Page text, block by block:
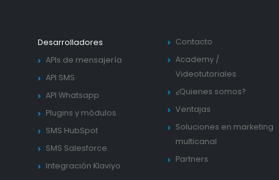
Desarrolladores
APIs de mensajería
API SMS
API Whatsapp
Plugins y módulos
SMS HubSpot
SMS Salesforce
Integración Klaviyo
Contacto
Academy /
Videotutoriales
¿Quienes somos?
Ventajas
Soluciones en marketing
multicanal
Partners